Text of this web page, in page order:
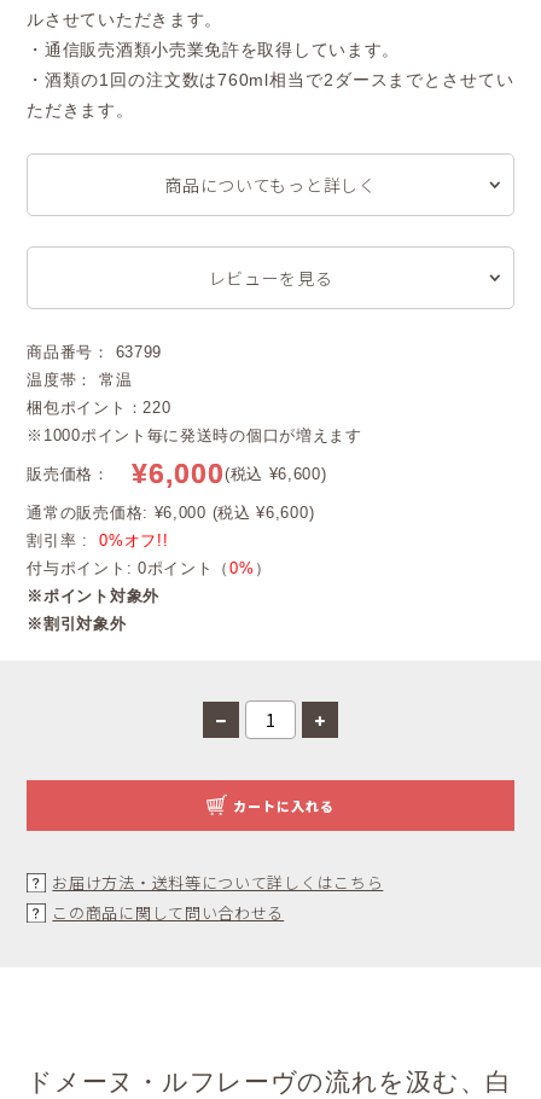
ルさせていただきます。
・通信販売酒類小売業免許を取得しています。
・酒類の1回の注文数は760ml相当で2ダースまでとさせてい
ただきます。
商品についてもっと詳しく
レビューを見る
商品番号： 63799
温度帯： 常温
梱包ポイント：220
※1000ポイント毎に発送時の個口が増えます
販売価格： ¥6,000(税込 ¥6,600)
通常の販売価格: ¥6,000 (税込 ¥6,600)
割引率 :0%オフ!!
付与ポイント: 0ポイント（0% ）
※ポイント対象外
※割引対象外
カートに入れる
お届け方法・送料等について詳しくはこちら
この商品に関して問い合わせる
ドメーヌ・ルフレーヴの流れを汲む、白